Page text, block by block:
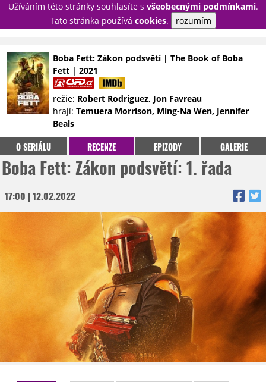
Užíváním této stránky souhlasíte s všeobecnými podmínkami.
Tato stránka používá cookies. rozumím
PŘIHLÁSIT
NOVINKY
TÉMATA
RECENZE
EPIZODY
KULT
TRAILERY
GALERIE
DISKUZE
STATISTIKY
TIRÁŽ
Boba Fett: Zákon podsvětí | The Book of Boba
Fett | 2021
režie: Robert Rodriguez, Jon Favreau
hrají: Temuera Morrison, Ming-Na Wen, Jennifer
Beals
O SERIÁLU RECENZE EPIZODY GALERIE
Boba Fett: Zákon podsvětí: 1. řada
17:00 | 12.02.2022